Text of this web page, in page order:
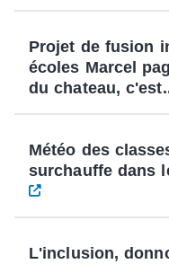
Projet de fusion
écoles Marcel
du chateau,
Météo des
surchauffe dans
L'inclusion,